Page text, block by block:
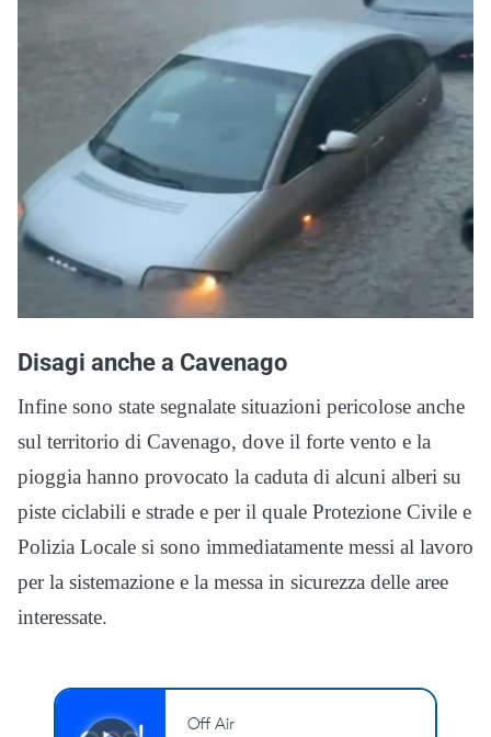
Disagi anche a Cavenago
Infine sono state segnalate situazioni pericolose anche
sul territorio di Cavenago, dove il forte vento e la
pioggia hanno provocato la caduta di alcuni alberi su
piste ciclabili e strade e per il quale Protezione Civile e
Polizia Locale si sono immediatamente messi al lavoro
per la sistemazione e la messa in sicurezza delle aree
interessate.